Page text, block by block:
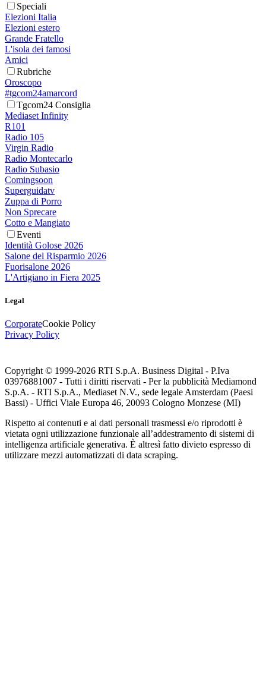
Speciali
Elezioni Italia
Elezioni estero
Grande Fratello
L'isola dei famosi
Amici
Rubriche
Oroscopo
#tgcom24amarcord
Tgcom24 Consiglia
Mediaset Infinity
R101
Radio 105
Virgin Radio
Radio Montecarlo
Radio Subasio
Comingsoon
Superguidatv
Zuppa di Porro
Non Sprecare
Cotto e Mangiato
Eventi
Identità Golose 2026
Salone del Risparmio 2026
Fuorisalone 2026
L'Artigiano in Fiera 2025
Legal
CorporateCookie Policy
Privacy Policy
Copyright © 1999-2026 RTI S.p.A. Business Digital - P.Iva
03976881007 - Tutti i diritti riservati - Per la pubblicità Mediamond
S.p.A. - RTI S.p.A., Mediaset N.V., sede legale Amsterdam (Paesi
Bassi) - Uffici Viale Europa 46, 20093 Cologno Monzese (MI)
Rispetto ai contenuti e ai dati personali trasmessi e/o riprodotti è
vietata ogni utilizzazione funzionale all’addestramento di sistemi di
intelligenza artificiale generativa. È altresì fatto divieto espresso di
utilizzare mezzi automatizzati di data scraping.